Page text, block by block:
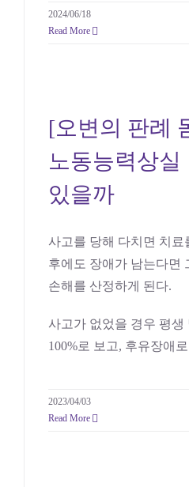
2024/06/18
Read More
수 있
의료
[오변의 판례
노동능력상실
있을까
사고를 당해 다치면 치료
후에도 장애가 남는다면
손해를 산정하게 된다.
사고가 없었을 경우 평생
100%로 보고, 후유장애로
2023/04/03
Read More